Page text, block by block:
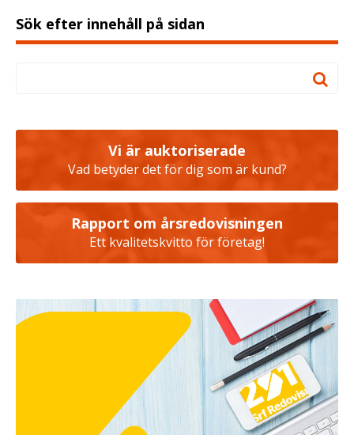
Sök efter innehåll på sidan
Vi är auktoriserade
Vad betyder det för dig som är kund?
Rapport om årsredovisningen
Ett kvalitetskvitto för företag!